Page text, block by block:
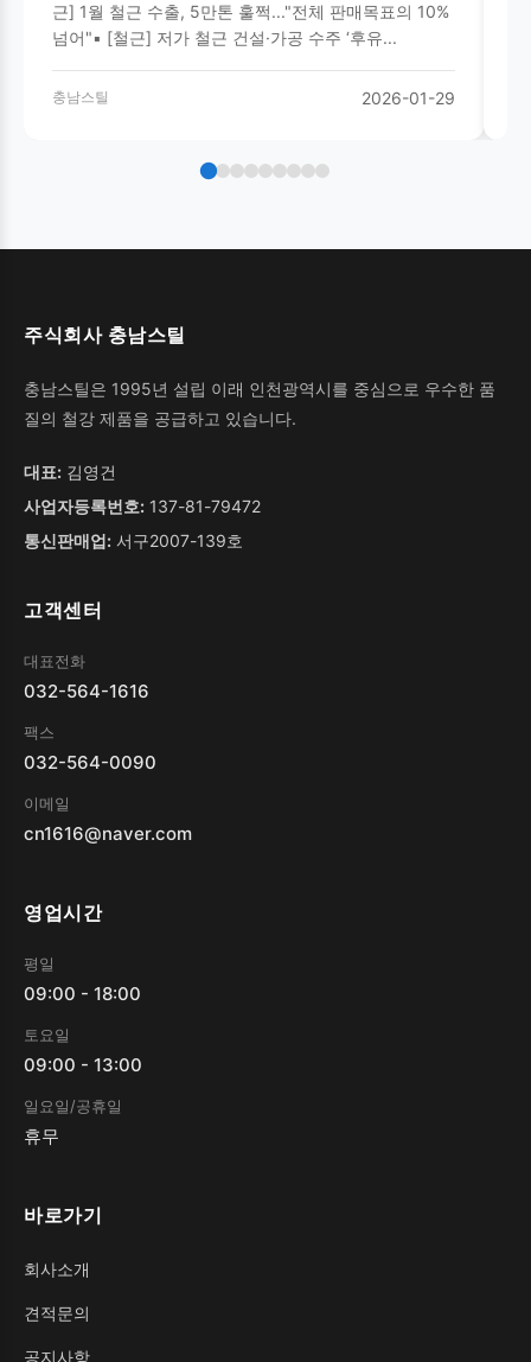
근] 1월 철근 수출, 5만톤 훌쩍..."전체 판매목표의 10%
넘어"▪ [철근] 저가 철근 건설·가공 수주 ‘후유...
충남스틸 2026-01-29
주식회사 충남스틸
충남스틸은 1995년 설립 이래 인천광역시를 중심으로 우수한 품
질의 철강 제품을 공급하고 있습니다.
대표: 김영건
사업자등록번호: 137-81-79472
통신판매업: 서구2007-139호
고객센터
대표전화
032-564-1616
팩스
032-564-0090
이메일
cn1616@naver.com
영업시간
평일
09:00 - 18:00
토요일
09:00 - 13:00
일요일/공휴일
휴무
바로가기
회사소개
견적문의
공지사항